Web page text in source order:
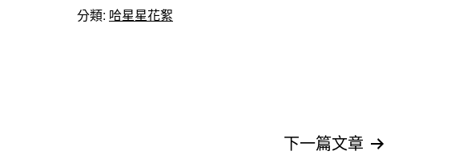
分類: 哈星星花絮
下一篇文章